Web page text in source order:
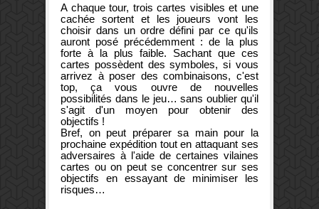
A chaque tour, trois cartes visibles et une
cachée sortent et les joueurs vont les
choisir dans un ordre défini par ce qu'ils
auront posé précédemment : de la plus
forte à la plus faible. Sachant que ces
cartes possèdent des symboles, si vous
arrivez à poser des combinaisons, c'est
top, ça vous ouvre de nouvelles
possibilités dans le jeu… sans oublier qu'il
s'agit d'un moyen pour obtenir des
objectifs !
Bref, on peut préparer sa main pour la
prochaine expédition tout en attaquant ses
adversaires à l'aide de certaines vilaines
cartes ou on peut se concentrer sur ses
objectifs en essayant de minimiser les
risques…